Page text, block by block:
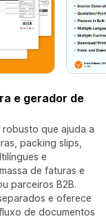
e gerador de
que ajuda a
packing slips,
e
de faturas e
parceiros B2B.
e oferece
de documentos